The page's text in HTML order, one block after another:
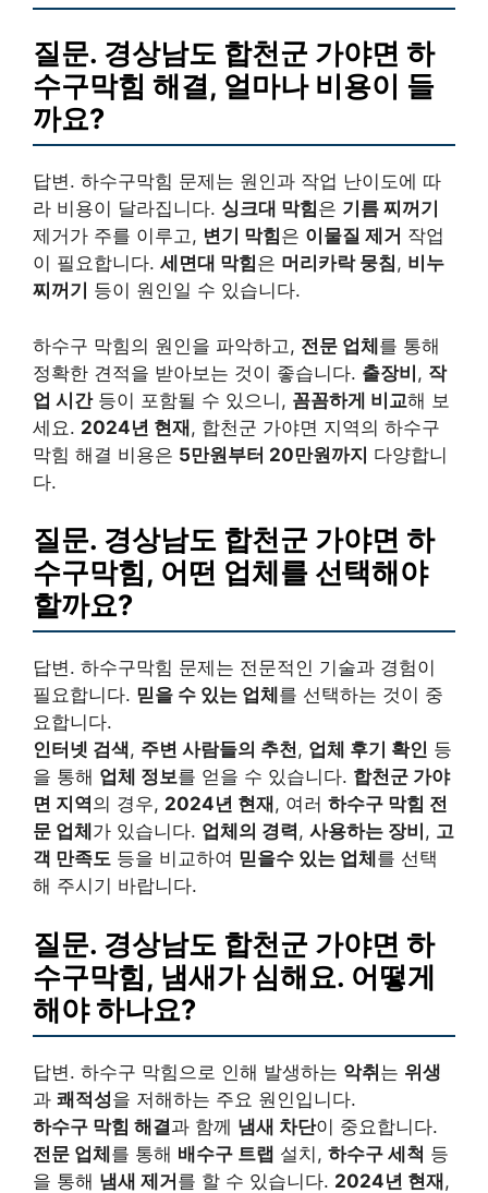
질문. 경상남도 합천군 가야면 하
수구막힘 해결, 얼마나 비용이 들
까요?
답변. 하수구막힘 문제는 원인과 작업 난이도에 따
라 비용이 달라집니다. 싱크대 막힘은 기름 찌꺼기
제거가 주를 이루고, 변기 막힘은 이물질 제거 작업
이 필요합니다. 세면대 막힘은 머리카락 뭉침, 비누
찌꺼기
등이 원인일 수 있습니다.
하수구 막힘의 원인을 파악하고, 전문 업체를 통해
정확한 견적을 받아보는 것이 좋습니다. 출장비, 작
업 시간등이 포함될 수 있으니, 꼼꼼하게 비교해 보
세요. 2024년 현재, 합천군 가야면 지역의 하수구
막힘 해결 비용은 5만원부터 20만원까지 다양합니
다.
질문. 경상남도 합천군 가야면 하
수구막힘, 어떤 업체를 선택해야
할까요?
답변. 하수구막힘 문제는 전문적인 기술과 경험이
필요합니다. 믿을 수 있는 업체 를 선택하는 것이 중
요합니다.
인터넷 검색, 주변 사람들의 추천, 업체 후기 확인 등
을 통해 업체 정보를 얻을 수 있습니다. 합천군 가야
면 지역의 경우, 2024년 현재 , 여러 하수구 막힘 전
문 업체 가 있습니다. 업체의 경력, 사용하는 장비 , 고
객 만족도 등을 비교하여 믿을수 있는 업체 를 선택
해 주시기 바랍니다.
질문. 경상남도 합천군 가야면 하
수구막힘, 냄새가 심해요. 어떻게
해야 하나요?
답변. 하수구 막힘으로 인해 발생하는 악취는 위생
과 쾌적성을 저해하는 주요 원인입니다.
하수구 막힘 해결과 함께 냄새 차단이 중요합니다.
전문 업체를 통해 배수구 트랩 설치, 하수구 세척 등
을 통해 냄새 제거를 할 수 있습니다. 2024년 현재,